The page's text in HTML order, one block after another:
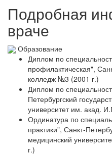
Подробная
враче
Образование
Диплом по
профилактическая",
колледж №3 (2001 г.)
Диплом по
Петербургский
университет им. акад.
Ординатура по
практики", Санкт-
медицинский
г.)